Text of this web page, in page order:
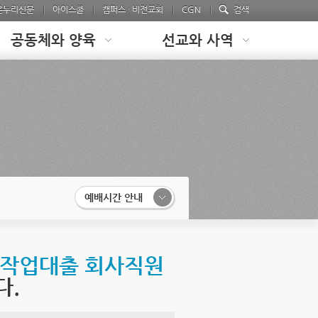
누리신문 아이스쿨 캠퍼스 · 비전교회 CGN 검색
공동체와 양육 선교와 사역
예배시간 안내
업대출 회사직원
.